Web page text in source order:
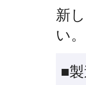
新
い。
■